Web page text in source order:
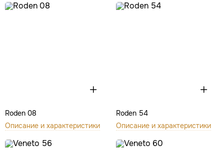
Roden 08
Описание и характеристики
Roden 54
Описание и характеристики